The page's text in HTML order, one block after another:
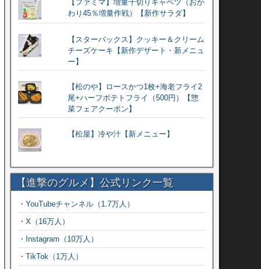
【ファミマ】増量千切りキャベツ（おか
わり45％増量作戦）【新作サラダ】
【スターバックス】クッキー＆クリーム
チーズケーキ【新作デザート・新メニュ
ー】
【松のや】ロースかつ1枚+海老フライ2
尾+ハーフポテトフライ（500円）【惣
菜フェアクーポン】
【松屋】冷や汁【新メニュー】
【進撃のグルメ】公式リンク一覧
・ YouTubeチャンネル（1.7万人）
・ X（16万人）
・ Instagram（10万人）
・ TikTok（1万人）